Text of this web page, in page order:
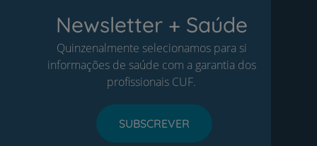
Newsletter + Saúde
Quinzenalmente selecionamos para si
informações de saúde com a garantia dos
profissionais CUF.
SUBSCREVER